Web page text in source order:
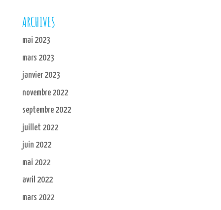
ARCHIVES
mai 2023
mars 2023
janvier 2023
novembre 2022
septembre 2022
juillet 2022
juin 2022
mai 2022
avril 2022
mars 2022